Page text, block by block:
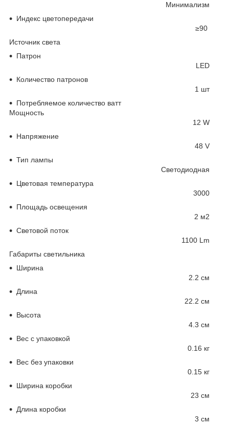
Минимализм
Индекс цветопередачи
≥90
Источник света
Патрон
LED
Количество патронов
1 шт
Потребляемое количество ватт
Мощность
12 W
Напряжение
48 V
Тип лампы
Светодиодная
Цветовая температура
3000
Площадь освещения
2 м2
Световой поток
1100 Lm
Габариты светильника
Ширина
2.2 см
Длина
22.2 см
Высота
4.3 см
Вес с упаковкой
0.16 кг
Вес без упаковки
0.15 кг
Ширина коробки
23 см
Длина коробки
3 см